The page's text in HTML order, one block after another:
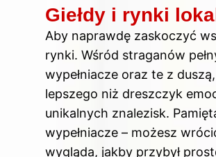
Giełdy i rynki
Aby naprawdę zaskoczyć
rynki. Wśród straganów
wypełniacze oraz te z
lepszego niż dreszczyk
unikalnych znalezisk.
wypełniacze – możesz
wygląda, jakby przybył